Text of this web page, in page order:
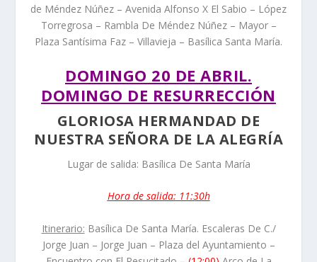
de Méndez Núñez – Avenida Alfonso X El Sabio – López
Torregrosa – Rambla De Méndez Núñez – Mayor –
Plaza Santísima Faz – Villavieja – Basílica Santa María.
DOMINGO 20 DE ABRIL.
DOMINGO DE RESURRECCIÓN
GLORIOSA HERMANDAD DE
NUESTRA SEÑORA DE LA ALEGRÍA
Lugar de salida: Basílica De Santa María
Hora de salida: 11:30h
Itinerario: Basílica De Santa María. Escaleras De C./
Jorge Juan – Jorge Juan – Plaza del Ayuntamiento –